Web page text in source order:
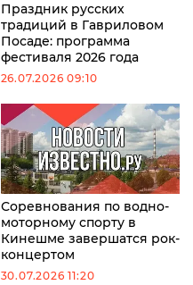
Праздник русских
традиций в Гавриловом
Посаде: программа
фестиваля 2026 года
26.07.2026 09:10
Соревнования по водно-
моторному спорту в
Кинешме завершатся рок-
концертом
30.07.2026 11:20